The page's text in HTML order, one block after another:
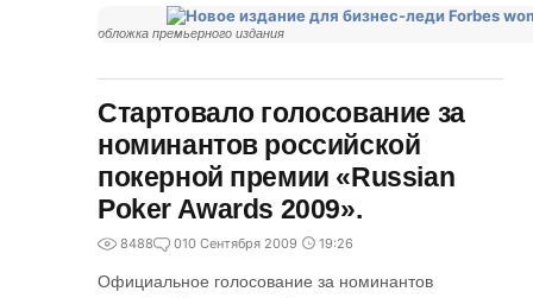
обложка премьерного издания
Стартовало голосование за
номинантов российской
покерной премии «Russian
Poker Awards 2009».
8488 010 Сентября 2009 19:26
Официальное голосование за номинантов